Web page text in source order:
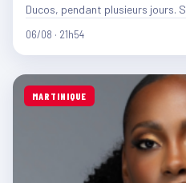
Ducos, pendant plusieurs jours.
06/08 · 21h54
MARTINIQUE